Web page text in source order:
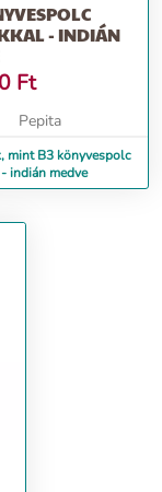
- INDIÁN
Ft
Pepita
mint B3 könyvespolc
indián medve